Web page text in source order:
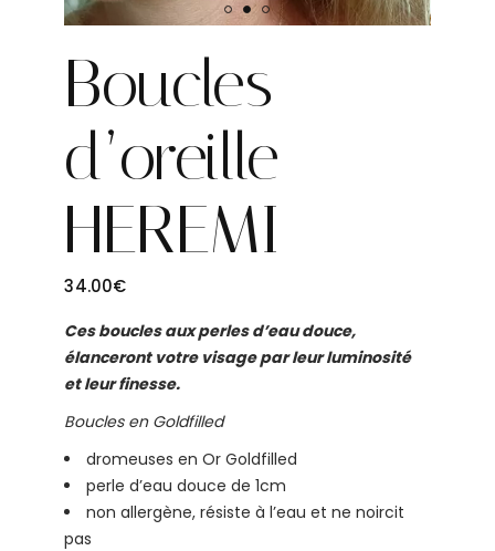
Boucles
d’oreille
HEREMI
34.00€
Ces boucles aux perles d’eau douce,
élanceront votre visage par leur luminosité
et leur finesse.
Boucles en Goldfilled
dromeuses en Or Goldfilled
perle d’eau douce de 1cm
non allergène, résiste à l’eau et ne noircit
pas